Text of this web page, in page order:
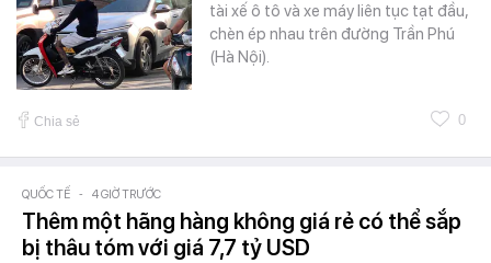
tài xế ô tô và xe máy liên tục tạt đầu,
chèn ép nhau trên đường Trần Phú
(Hà Nội).
Chia sẻ 0
QUỐC TẾ - 4 GIỜ TRƯỚC
Thêm một hãng hàng không giá rẻ có thể sắp
bị thâu tóm với giá 7,7 tỷ USD